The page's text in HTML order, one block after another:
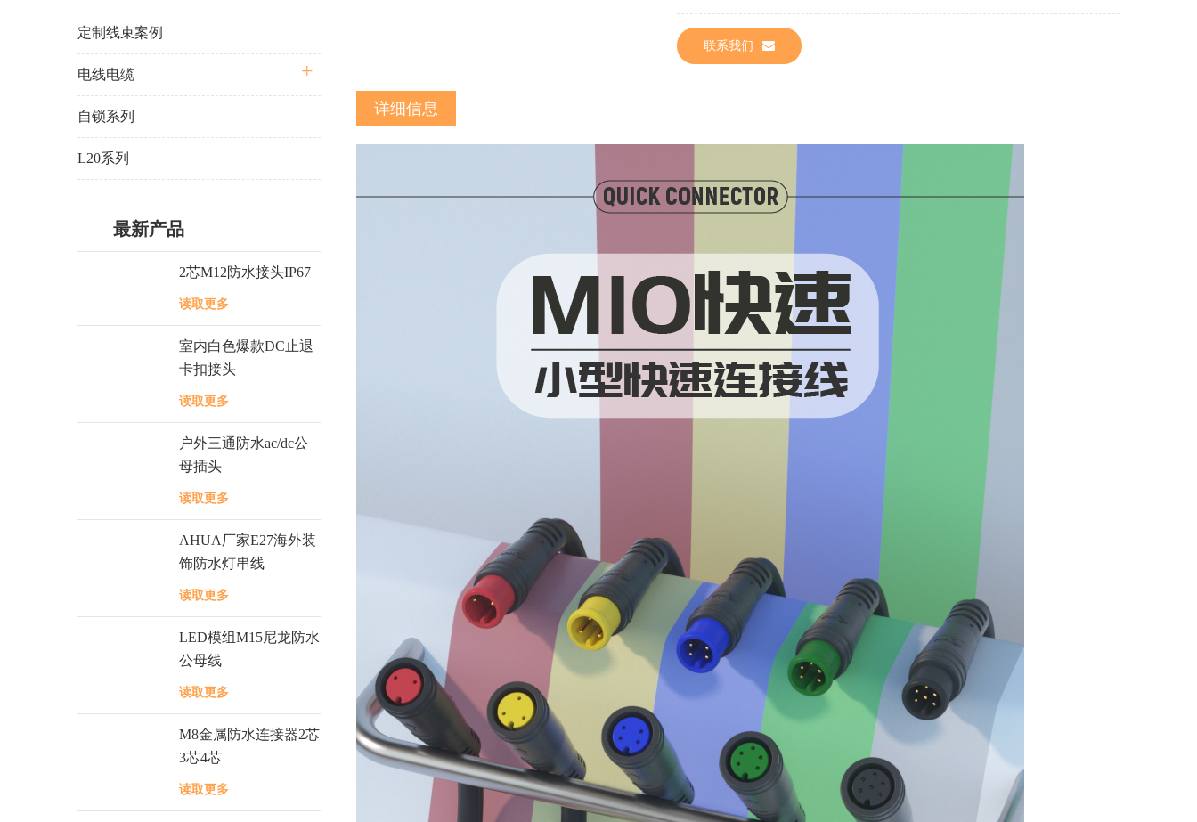
联系我们
详细信息
定制线束案例
电线电缆
自锁系列
L20系列
最新产品
2芯M12防水接头IP67
读取更多
室内白色爆款DC止退
卡扣接头
读取更多
户外三通防水ac/dc公
母插头
读取更多
AHUA厂家E27海外装
饰防水灯串线
读取更多
LED模组M15尼龙防水
公母线
读取更多
M8金属防水连接器2芯
3芯4芯
读取更多